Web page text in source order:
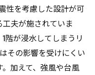
性を考慮した設計が可
夫が施されていま
階が浸水してしまうリ
その影響を受けにくい
加えて、強風や台風